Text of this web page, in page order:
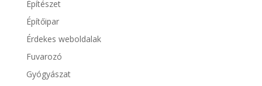
Építészet
Építőipar
Érdekes weboldalak
Fuvarozó
Gyógyászat